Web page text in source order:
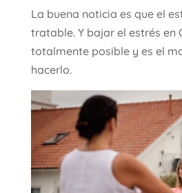
La buena noticia es que el
tratable. Y bajar el estrés en
totalmente posible y es el
hacerlo.